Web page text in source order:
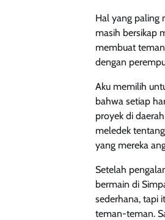
Hal yang paling
masih bersikap
membuat
dengan
Aku memilih
bahwa setiap
proyek di
meledek
yang mereka
Setelah
bermain di
sederhana, tapi
teman-teman.